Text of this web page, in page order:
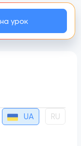
урок
UA RU